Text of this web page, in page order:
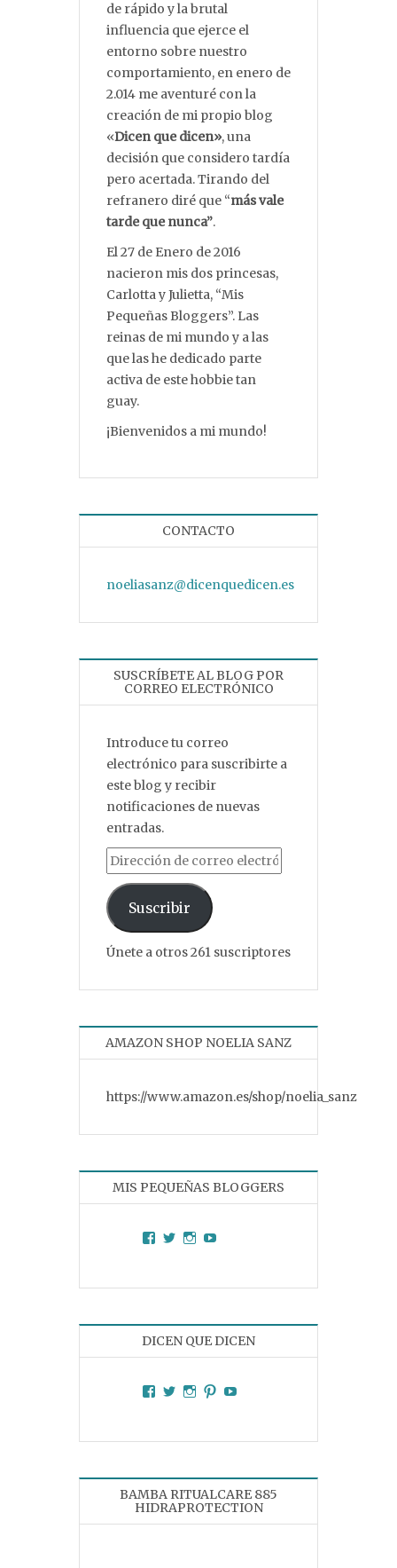
de rápido y la brutal
influencia que ejerce el
entorno sobre nuestro
comportamiento, en enero de
2.014 me aventuré con la
creación de mi propio blog
«Dicen que dicen», una
decisión que considero tardía
pero acertada. Tirando del
refranero diré que “más vale
tarde que nunca”.
El 27 de Enero de 2016
nacieron mis dos princesas,
Carlotta y Julietta, “Mis
Pequeñas Bloggers”. Las
reinas de mi mundo y a las
que las he dedicado parte
activa de este hobbie tan
guay.
¡Bienvenidos a mi mundo!
CONTACTO
noeliasanz@dicenquedicen.es
SUSCRÍBETE AL BLOG POR
CORREO ELECTRÓNICO
Introduce tu correo
electrónico para suscribirte a
este blog y recibir
notificaciones de nuevas
entradas.
Dirección de correo electrónico
Suscribir
Únete a otros 261 suscriptores
AMAZON SHOP NOELIA SANZ
https://www.amazon.es/shop/noelia_sanz
MIS PEQUEÑAS BLOGGERS
Facebook
TwitterInstagram
DICEN QUE DICEN
Facebook
TwitterInstagram
Pinterest
BAMBA RITUALCARE 885
HIDRAPROTECTION